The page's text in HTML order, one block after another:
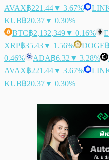
AVAX฿221.44▼ 3.67%
KUB฿20.37▼ 0.30%
BTC฿2,132,349▼ 0.16%
XRP฿35.43▼ 1.56% DOGE
0.46%
ADA฿6.32 ▼ 3.28%
AVAX฿221.44▼ 3.67%
KUB฿20.37▼ 0.30%